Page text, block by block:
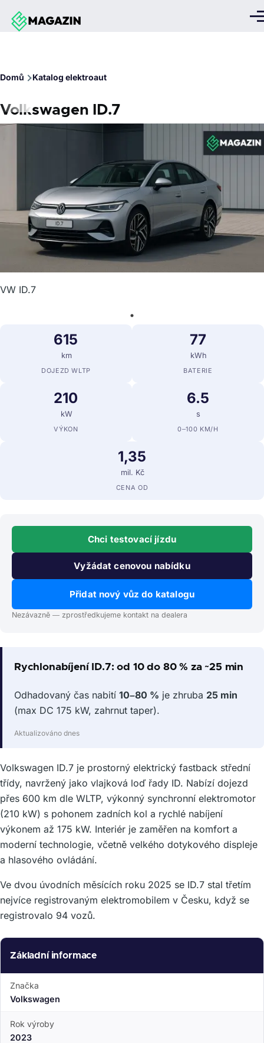
Přejít k hlavnímu obsahu
Domů Katalog elektroaut
Volkswagen ID.7
VW ID.7
615
km
DOJEZD WLTP
77
kWh
BATERIE
210
kW
VÝKON
6.5
s
0–100 KM/H
1,35
mil. Kč
CENA OD
Chci testovací jízdu
Vyžádat cenovou nabídku
Přidat nový vůz do katalogu
Nezávazně — zprostředkujeme kontakt na dealera
Rychlonabíjení ID.7: od 10 do 80 % za ~25 min
Odhadovaný čas nabití 10–80 % je zhruba 25 min
(max DC 175 kW, zahrnut taper).
Aktualizováno dnes
Volkswagen ID.7 je prostorný elektrický fastback střední
třídy, navržený jako vlajková loď řady ID. Nabízí dojezd
přes 600 km dle WLTP, výkonný synchronní elektromotor
(210 kW) s pohonem zadních kol a rychlé nabíjení
výkonem až 175 kW. Interiér je zaměřen na komfort a
moderní technologie, včetně velkého dotykového displeje
a hlasového ovládání.
Ve dvou úvodních měsících roku 2025 se ID.7 stal třetím
nejvíce registrovaným elektromobilem v Česku, když se
registrovalo 94 vozů.
Základní informace
Značka
Volkswagen
Rok výroby
2023